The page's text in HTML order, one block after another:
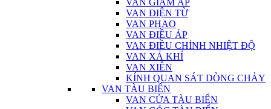
VAN GIẢM ÁP
VAN ĐIỆN TỪ
VAN PHAO
VAN ĐIỀU ÁP
VAN ĐIỀU CHỈNH NHIỆT ĐỘ
VAN XẢ KHÍ
VAN XIÊN
KÍNH QUAN SÁT DÒNG CHẢY
VAN TÀU BIỂN
VAN CỬA TÀU BIỂN